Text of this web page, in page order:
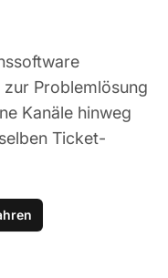
Problemlösung
Kanäle hinweg
Ticket-